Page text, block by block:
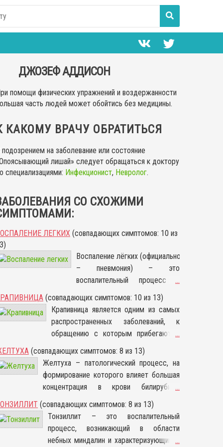
ДЖОЗЕФ АДДИСОН
помощи физических упражнений и воздержанности
часть людей может обойтись без медицины.
КАКОМУ ВРАЧУ ОБРАТИТЬСЯ
на заболевание или состояние
лишай» следует обращаться к доктору
специализациями: Инфекционист, Невролог.
СО СХОЖИМИ
ЛЕГКИХ (совпадающих симптомов: 10 из
Воспаление лёгких (официально
– пневмония) – это
воспалительный процесс в
одном или обоих дыхательных
органах, который обычно имеет
инфекционную природу и
вызывается различными
вирусами, бактериями и
грибками. В древние времена
эта болезнь считалась одной из
самых опасных, и, хотя
современные средства
лечения позволяют быстро и
без последствий избавиться от
инфекции, недуг не потерял
своей актуальности. По
...
(совпадающих симптомов: 10 из 13)
Крапивница является одним из самых
распространенных заболеваний, к
обращению с которым прибегают к
аллергологу. В целом под термином
крапивница подразумевается ряд
определенных заболеваний,
характеризуемых различной по
специфике природой возникновения, но
проявляющихся одинаковым образом.
Крапивница, симптомы которой
проявляются в виде скопления
волдырей на коже и слизистых,
...
(совпадающих симптомов: 8 из 13)
Желтуха – патологический процесс, на
формирование которого влияет большая
концентрация в крови билирубина.
Диагностировать недуг могут как у
взрослых, так и у детей. Вызвать такое
патологическое состояние способно
любое заболевание, и все они абсолютно
...
(совпадающих симптомов: 8 из 13)
Тонзиллит – это воспалительный
процесс, возникающий в области
небных миндалин и характеризующийся
...